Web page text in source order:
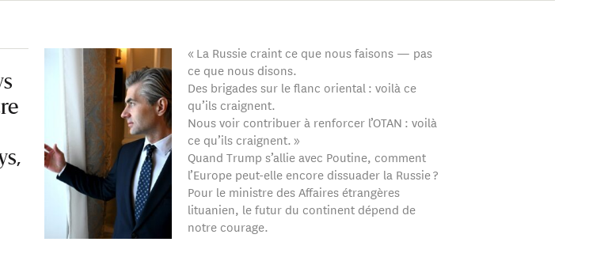
« La Russie craint ce que nous faisons — pas
ce que nous disons.
Des brigades sur le flanc oriental : voilà ce
qu’ils craignent.
Nous voir contribuer à renforcer l’OTAN : voilà
ce qu’ils craignent. »
Quand Trump s’allie avec Poutine, comment
l’Europe peut-elle encore dissuader la Russie ?
Pour le ministre des Affaires étrangères
lituanien, le futur du continent dépend de
notre courage.